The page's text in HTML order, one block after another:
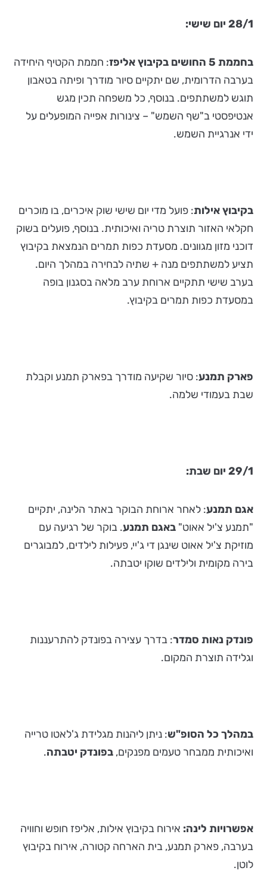
28/1 יום שישי:
בחממת 5 החושים בקיבוץ אליפז
: חממת הקטיף היחידה
בערבה הדרומית, שם יתקיים סיור מודרך ופיתה בטאבון
תוגש למשתתפים. בנוסף, כל משפחה תכין מגש
אנטיפסטי ב"שף השמש" – צינורות אפייה המופעלים על
ידי אנרגיית השמש.
בקיבוץ אילות: פועל מדי יום שישי שוק איכרים, בו מוכרים
חקלאי האזור תוצרת טריה ואיכותית. בנוסף, פועלים בשוק
דוכני מזון מגוונים. מסעדת כפות תמרים הנמצאת בקיבוץ
תציע למשתתפים מנה + שתיה לבחירה במהלך היום.
בערב שישי תתקיים ארוחת ערב מלאה בסגנון בופה
במסעדת כפות תמרים בקיבוץ.
פארק תמנע: סיור שקיעה מודרך בפארק תמנע וקבלת
שבת בעמודי שלמה.
29/1 יום שבת:
אגם תמנע: לאחר ארוחת הבוקר באתר הלינה, יתקיים
"תמנע צ'יל אאוט" באגם תמנע. בוקר של רגיעה עם
מוזיקת צ'יל אאוט שינגן די ג'יי, פעילות לילדים, למבוגרים
בירה מקומית ולילדים שוקו יטבתה.
פונדק נאות סמדר: בדרך עצירה בפונדק להתרעננות
וגלידה תוצרת המקום.
במהלך כל הסופ"ש: ניתן ליהנות מגלידת ג'לאטו טרייה
ואיכותית ממבחר טעמים מפנקים, בפונדק יטבתה.
אפשרויות לינה: אירוח בקיבוץ אילות, אליפז חופש וחוויה
בערבה, פארק תמנע, בית הארחה קטורה, אירוח בקיבוץ
לוטן.